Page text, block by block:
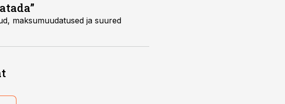
maksumuudatused ja suured